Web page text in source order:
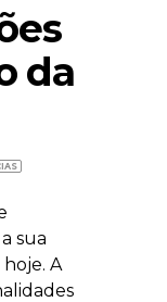
da
sua
A